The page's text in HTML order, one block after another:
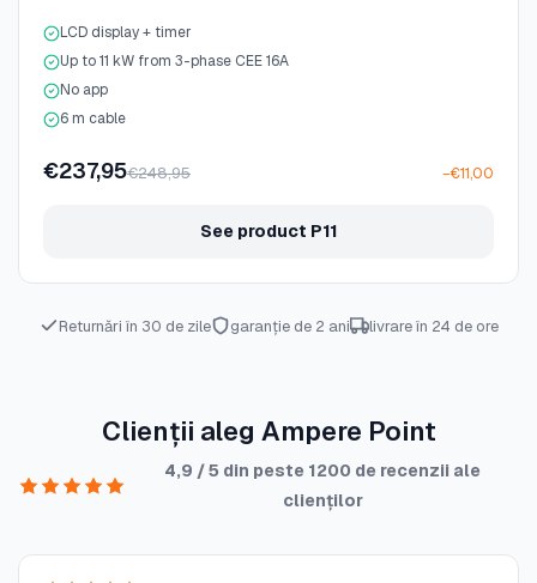
LCD display + timer
Up to 11 kW from 3-phase CEE 16A
No app
6 m cable
€237,95€248,95 −€11,00
See product P11
Returnări în 30 de zile garanție de 2 ani livrare în 24 de ore
Clienții aleg Ampere Point
4,9 / 5 din peste 1200 de recenzii ale
clienților